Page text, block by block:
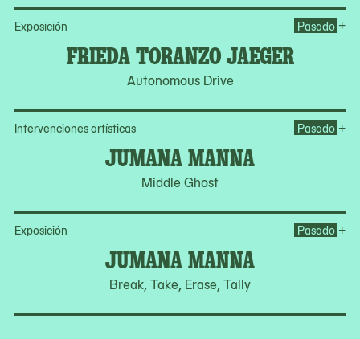
Exposición
FRIEDA TORANZO JAEGER
Autonomous Drive
Pasado +
Intervenciones artísticas
JUMANA MANNA
Middle Ghost
Pasado +
Exposición
JUMANA MANNA
Break, Take, Erase, Tally
Pasado +